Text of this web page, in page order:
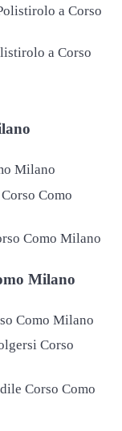
a Corso
Milano
Como
Como Milano
Milano
Como Milano
Corso
Corso Como